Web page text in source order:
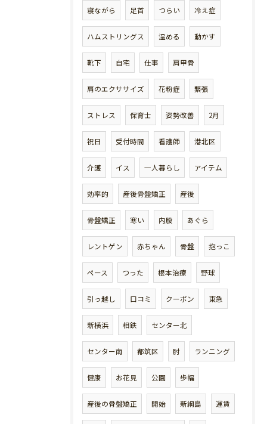
寝ながら 足首 つらい 冷え症
ハムストリングス 温める 動かす
靴下 自宅 仕事 肩甲骨
肩のエクササイズ 花粉症 緊張
ストレス 保育士 姿勢改善 2月
祝日 受付時間 看護師 港北区
介護 イス 一人暮らし アイテム
効率的 産後骨盤矯正 産後
骨盤矯正 寒い 内股 あぐら
レントゲン 赤ちゃん 骨盤 抱っこ
ペース つった 根本治療 野球
引っ越し 口コミ クーポン 東急
新横浜 相鉄 センター北
センター南 都筑区 肘 ランニング
健康 お花見 公園 歩幅
産後の骨盤矯正 開始 新綱島 運賃